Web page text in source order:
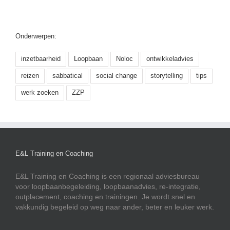
Onderwerpen:
inzetbaarheid Loopbaan Noloc ontwikkeladvies
reizen sabbatical social change storytelling tips
werk zoeken ZZP
E&L Training en Coaching
E&L Training en Coaching is een regionaal adviesbureau
voor loopbaanbegeleiding, loopbaanadvies, re-integratie,
outplacement, coaching en trainingen. Je wordt snel en
vakkundig begeleid op weg naar ander, beter en leuker werk.